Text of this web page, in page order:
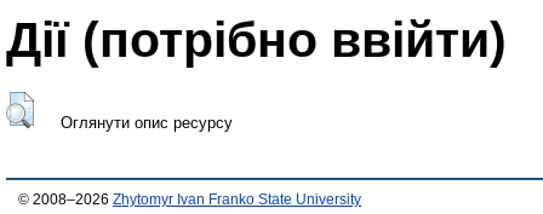
Дії ​​(потрібно ввійти)
Оглянути опис ресурсу
© 2008–2026 Zhytomyr Ivan Franko State University